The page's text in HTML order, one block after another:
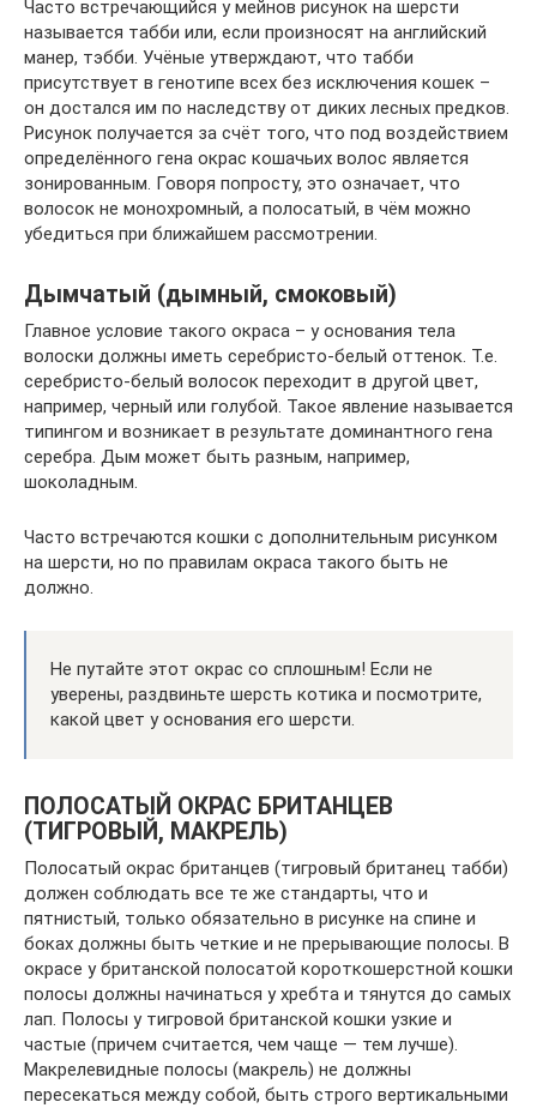
Часто встречающийся у мейнов рисунок на шерсти
называется табби или, если произносят на английский
манер, тэбби. Учёные утверждают, что табби
присутствует в генотипе всех без исключения кошек –
он достался им по наследству от диких лесных предков.
Рисунок получается за счёт того, что под воздействием
определённого гена окрас кошачьих волос является
зонированным. Говоря попросту, это означает, что
волосок не монохромный, а полосатый, в чём можно
убедиться при ближайшем рассмотрении.
Дымчатый (дымный, смоковый)
Главное условие такого окраса – у основания тела
волоски должны иметь серебристо-белый оттенок. Т.е.
серебристо-белый волосок переходит в другой цвет,
например, черный или голубой. Такое явление называется
типингом и возникает в результате доминантного гена
серебра. Дым может быть разным, например,
шоколадным.
Часто встречаются кошки с дополнительным рисунком
на шерсти, но по правилам окраса такого быть не
должно.
Не путайте этот окрас со сплошным! Если не
уверены, раздвиньте шерсть котика и посмотрите,
какой цвет у основания его шерсти.
ПОЛОСАТЫЙ ОКРАС БРИТАНЦЕВ
(ТИГРОВЫЙ, МАКРЕЛЬ)
Полосатый окрас британцев (тигровый британец табби)
должен соблюдать все те же стандарты, что и
пятнистый, только обязательно в рисунке на спине и
боках должны быть четкие и не прерывающие полосы. В
окрасе у британской полосатой короткошерстной кошки
полосы должны начинаться у хребта и тянутся до самых
лап. Полосы у тигровой британской кошки узкие и
частые (причем считается, чем чаще — тем лучше).
Макрелевидные полосы (макрель) не должны
пересекаться между собой, быть строго вертикальными